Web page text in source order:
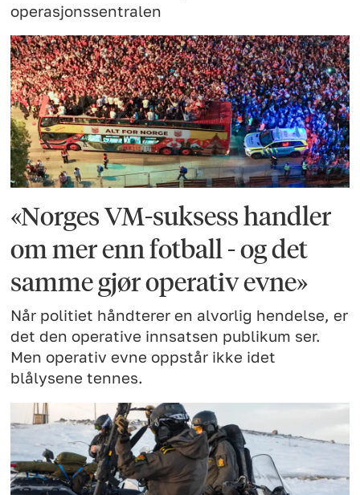
operasjonssentralen
«Norges VM-suksess handler
om mer enn fotball - og det
samme gjør operativ evne»
Når politiet håndterer en alvorlig hendelse, er
det den operative innsatsen publikum ser.
Men operativ evne oppstår ikke idet
blålysene tennes.